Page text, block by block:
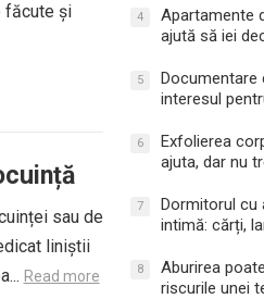
făcute și
sau de
liniștii
Read more
4
Apartamente
ajută să iei
5
Documentare
interesul
6
Exfolierea
ajuta, dar nu
7
Dormitorul cu
intimă: cărți,
8
Aburirea
riscurile unei